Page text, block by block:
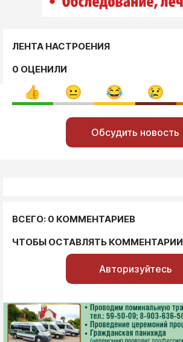
ЛЕНТА НАСТРОЕНИЯ
0 ОЦЕНИЛИ
Обсудить новость
ВСЕГО: 0 КОММЕНТАРИЕВ
ЧТОБЫ ОСТАВЛЯТЬ КОММЕНТАРИИ
Авторизуйтесь